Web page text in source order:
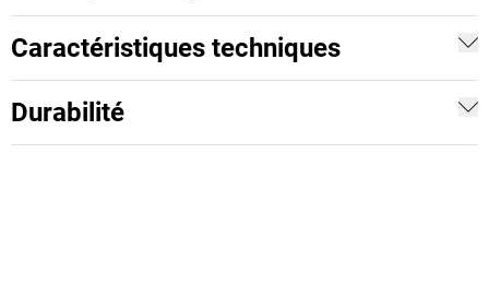
Caractéristiques techniques
Durabilité